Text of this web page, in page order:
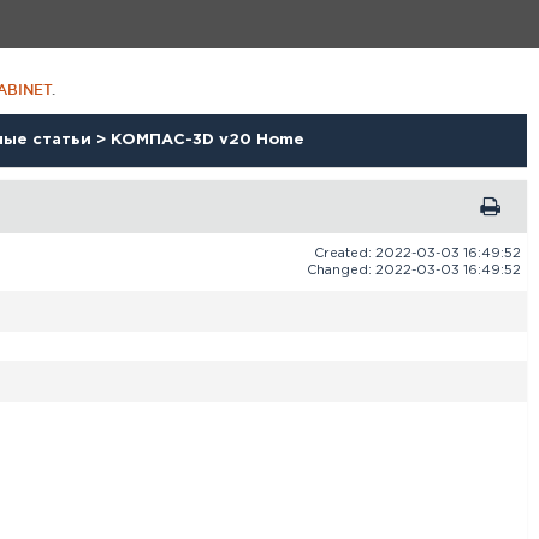
.
статьи > КОМПАС-3D v20 Home
Created: 2022-03-03 16:49:52
Changed: 2022-03-03 16:49:52